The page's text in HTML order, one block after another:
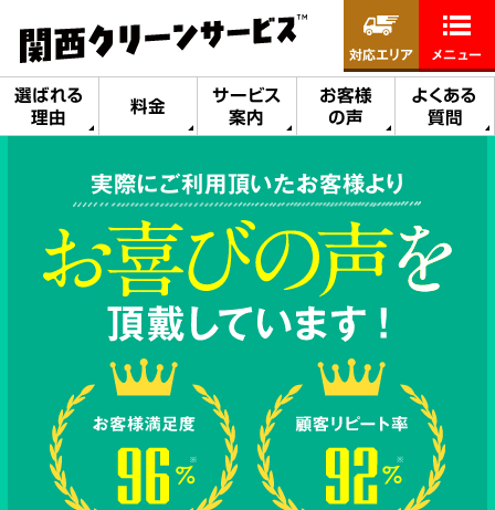
選ばれる
理由
料金
サービス
案内
お客様
の声
よくある
質問
対応エリア メニュー
実際にご利用頂いたお客様より